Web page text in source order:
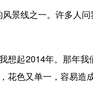
线之一。许多人问
起2014年。那年我
花色又单一，容易造